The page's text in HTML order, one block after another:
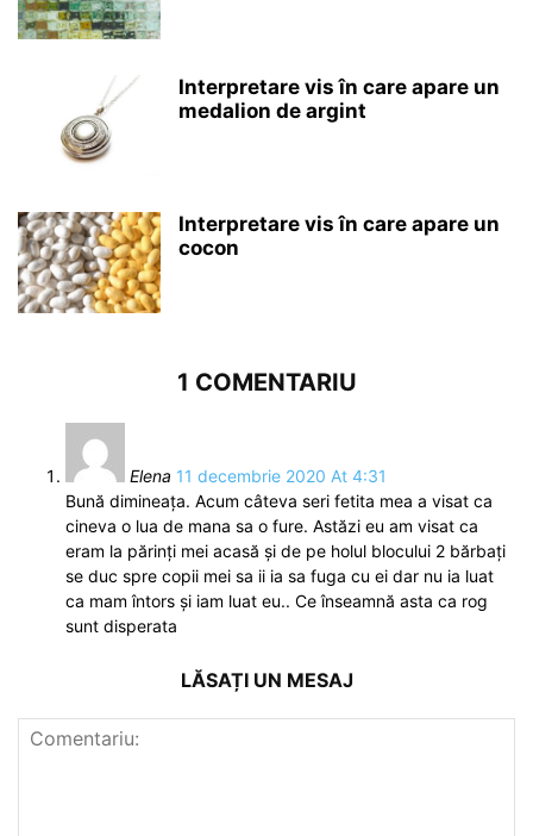
Interpretare vis în care apare un
medalion de argint
Interpretare vis în care apare un
cocon
1 COMENTARIU
Elena 11 decembrie 2020 At 4:31
Bună dimineața. Acum câteva seri fetita mea a visat ca
cineva o lua de mana sa o fure. Astăzi eu am visat ca
eram la părinți mei acasă și de pe holul blocului 2 bărbați
se duc spre copii mei sa ii ia sa fuga cu ei dar nu ia luat
ca mam întors și iam luat eu.. Ce înseamnă asta ca rog
sunt disperata
LĂSAȚI UN MESAJ